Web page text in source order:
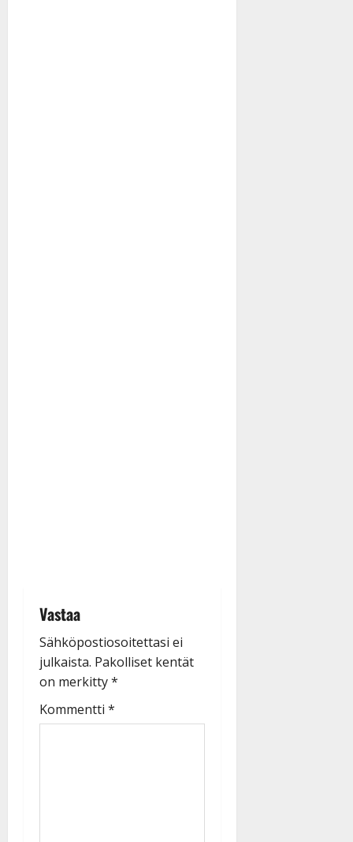
Vastaa
Sähköpostiosoitettasi ei
julkaista. Pakolliset kentät
on merkitty*
Kommentti *